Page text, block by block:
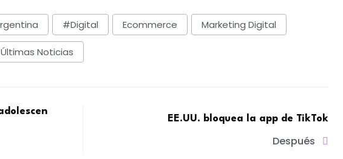
#digital Ecommerce Marketing Digital
Últimas Noticias
EE.UU. bloquea la app de TikTok
Después